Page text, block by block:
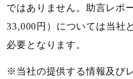
ではありません。助言レポ
33,000円）については当社
必要となります。
※当社の提供する情報及び